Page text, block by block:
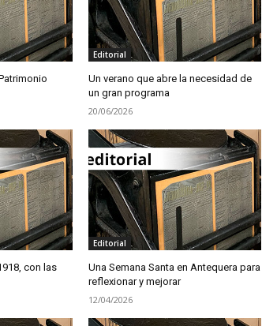
Editorial
Un verano que abre la necesidad de
un gran programa
20/06/2026
con las
Editorial
Una Semana Santa en Antequera para
reflexionar y mejorar
12/04/2026